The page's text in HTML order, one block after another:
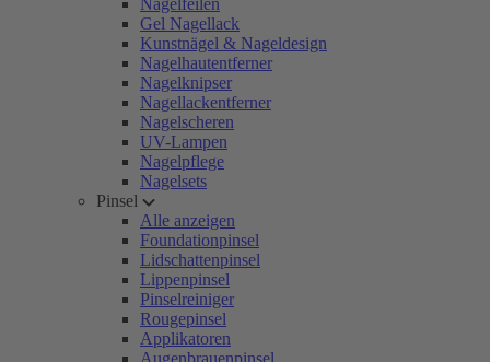
Nagelfeilen
Gel Nagellack
Kunstnägel & Nageldesign
Nagelhautentferner
Nagelknipser
Nagellackentferner
Nagelscheren
UV-Lampen
Nagelpflege
Nagelsets
Pinsel
Alle anzeigen
Foundationpinsel
Lidschattenpinsel
Lippenpinsel
Pinselreiniger
Rougepinsel
Applikatoren
Augenbrauenpinsel